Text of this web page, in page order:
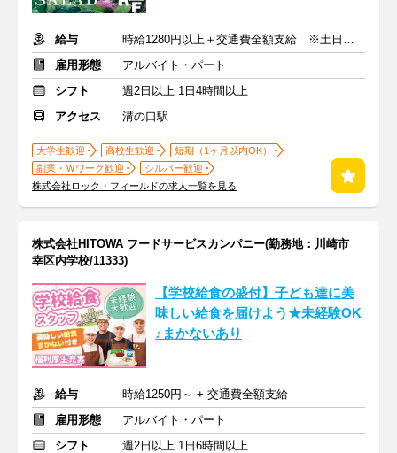
給与
時給1280円以上＋交通費全額支給 ※土日祝は時給100円UP
雇用形態
アルバイト・パート
シフト
週2日以上 1日4時間以上
アクセス
溝の口駅
大学生歓迎 高校生歓迎
短期（1ヶ月以内OK）
副業・Ｗワーク歓迎
シルバー歓迎
株式会社ロック・フィールドの求人一覧を見る
株式会社HITOWA フードサービスカンパニー(勤務地：川崎市
幸区内学校/11333)
【学校給食の盛付】子ども達に美
味しい給食を届けよう★未経験OK
♪まかないあり
給与
時給1250円～ + 交通費全額支給
雇用形態
アルバイト・パート
シフト
週2日以上 1日6時間以上